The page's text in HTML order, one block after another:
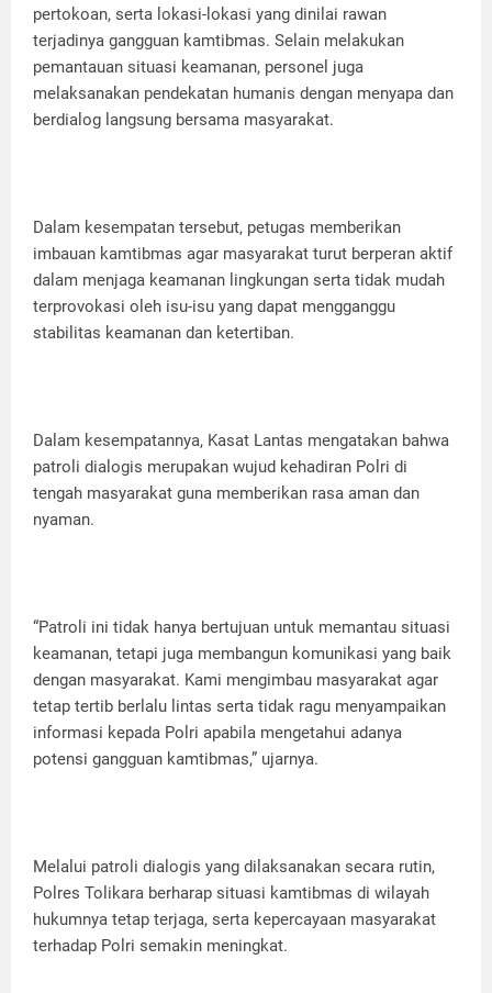
pertokoan, serta lokasi-lokasi yang dinilai rawan
terjadinya gangguan kamtibmas. Selain melakukan
pemantauan situasi keamanan, personel juga
melaksanakan pendekatan humanis dengan menyapa dan
berdialog langsung bersama masyarakat.
Dalam kesempatan tersebut, petugas memberikan
imbauan kamtibmas agar masyarakat turut berperan aktif
dalam menjaga keamanan lingkungan serta tidak mudah
terprovokasi oleh isu-isu yang dapat mengganggu
stabilitas keamanan dan ketertiban.
Dalam kesempatannya, Kasat Lantas mengatakan bahwa
patroli dialogis merupakan wujud kehadiran Polri di
tengah masyarakat guna memberikan rasa aman dan
nyaman.
“Patroli ini tidak hanya bertujuan untuk memantau situasi
keamanan, tetapi juga membangun komunikasi yang baik
dengan masyarakat. Kami mengimbau masyarakat agar
tetap tertib berlalu lintas serta tidak ragu menyampaikan
informasi kepada Polri apabila mengetahui adanya
potensi gangguan kamtibmas,” ujarnya.
Melalui patroli dialogis yang dilaksanakan secara rutin,
Polres Tolikara berharap situasi kamtibmas di wilayah
hukumnya tetap terjaga, serta kepercayaan masyarakat
terhadap Polri semakin meningkat.